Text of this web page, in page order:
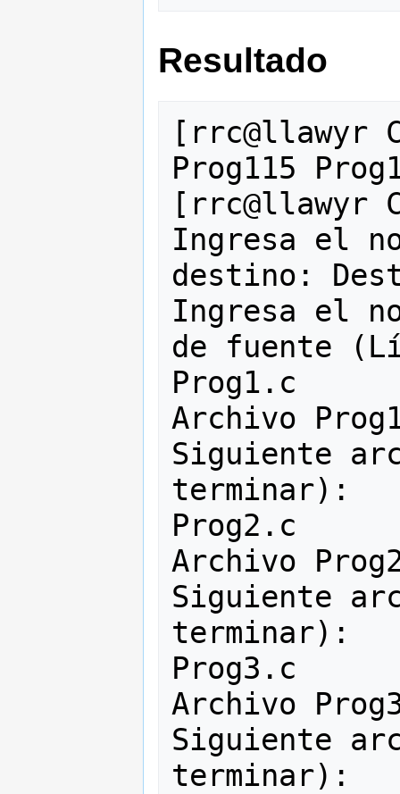
Resultado
[rrc@llawyr
Prog115
[rrc@llawyr
Ingresa el
destino:
Ingresa el
de fuente
Prog1.c
Archivo
Siguiente
terminar):
Prog2.c
Archivo
Siguiente
terminar):
Prog3.c
Archivo
Siguiente
terminar):